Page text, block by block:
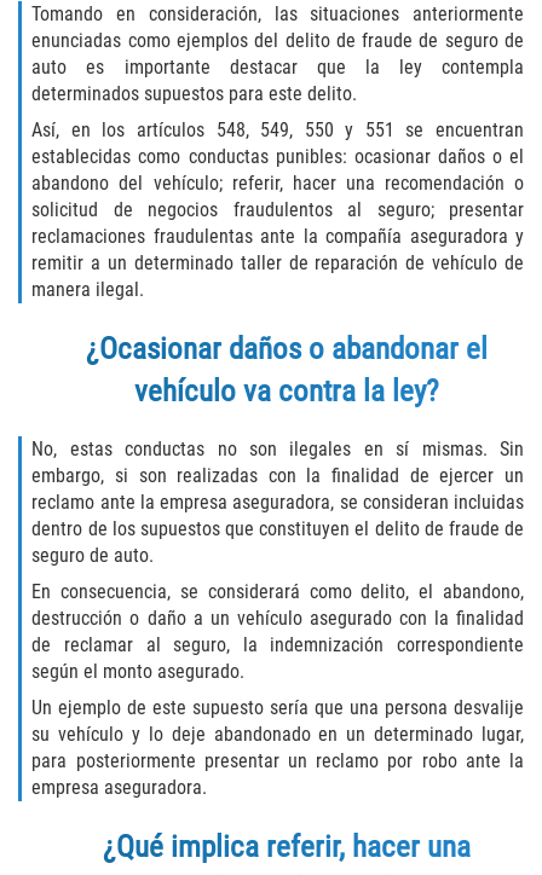
Delitos de Conducción
Chocar y Huir
Conducir con una Licencia
Suspendida
Evadir a un Oficial de Policía
Homicidio Vehicular
Robo de Auto
Delitos de Cuello Blanco
Apropiación Indebida de Fondos
Públicos
Falsificación
Malversación de Fondos
Presentación de Documentos Falsos
Robo de Identidad
Falsificación o Alteración de una
Prescripción Médica
Delitos de Drogas
Tomando en consideración, las situaciones anteriormente
enunciadas como ejemplos del delito de fraude de seguro de
auto es importante destacar que la ley contempla
determinados supuestos para este delito.
Así, en los artículos 548, 549, 550 y 551 se encuentran
establecidas como conductas punibles: ocasionar daños o el
abandono del vehículo; referir, hacer una recomendación o
solicitud de negocios fraudulentos al seguro; presentar
reclamaciones fraudulentas ante la compañía aseguradora y
remitir a un determinado taller de reparación de vehículo de
manera ilegal.
¿Ocasionar daños o abandonar el
vehículo va contra la ley?
No, estas conductas no son ilegales en sí mismas. Sin
embargo, si son realizadas con la finalidad de ejercer un
reclamo ante la empresa aseguradora, se consideran incluidas
dentro de los supuestos que constituyen el delito de fraude de
seguro de auto.
En consecuencia, se considerará como delito, el abandono,
destrucción o daño a un vehículo asegurado con la finalidad
de reclamar al seguro, la indemnización correspondiente
según el monto asegurado.
Un ejemplo de este supuesto sería que una persona desvalije
su vehículo y lo deje abandonado en un determinado lugar,
para posteriormente presentar un reclamo por robo ante la
empresa aseguradora.
¿Qué implica referir, hacer una